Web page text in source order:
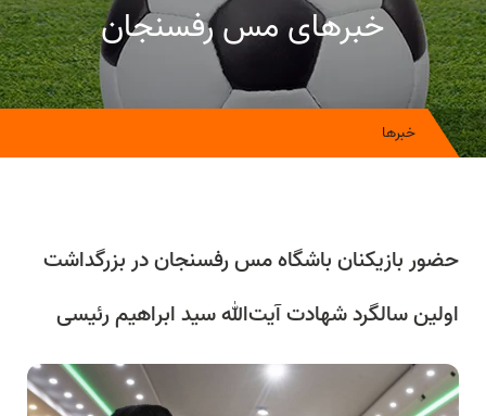
خبرهای مس رفسنجان
خبرها
حضور بازیکنان باشگاه مس رفسنجان در بزرگداشت
اولین سالگرد شهادت آیت‌الله سید ابراهیم رئیسی